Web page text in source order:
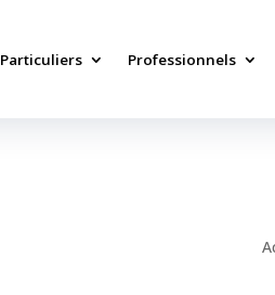
Particuliers Professionnels